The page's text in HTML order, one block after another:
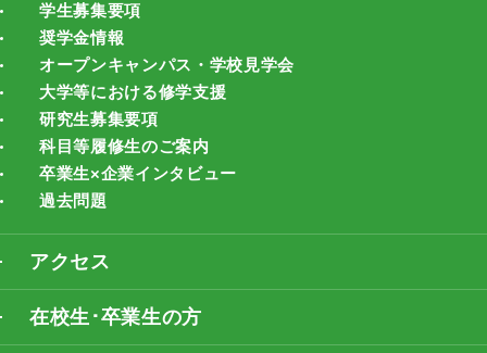
学生募集要項
奨学金情報
オープンキャンパス・学校見学会
大学等における修学支援
研究生募集要項
科目等履修生のご案内
卒業生×企業インタビュー
過去問題
アクセス
在校生･卒業生の方